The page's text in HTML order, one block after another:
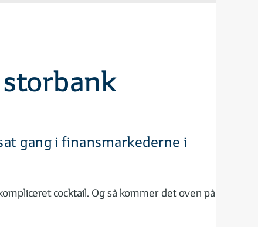
gang i finansmarkederne i
cocktail. Og så kommer det oven på